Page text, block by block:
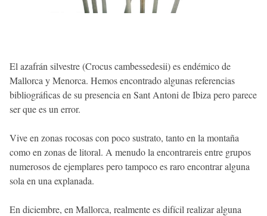
El azafrán silvestre (Crocus cambessedesii) es endémico de
Mallorca y Menorca. Hemos encontrado algunas referencias
bibliográficas de su presencia en Sant Antoni de Ibiza pero parece
ser que es un error.
Vive en zonas rocosas con poco sustrato, tanto en la montaña
como en zonas de litoral. A menudo la encontrareis entre grupos
numerosos de ejemplares pero tampoco es raro encontrar alguna
sola en una explanada.
En diciembre, en Mallorca, realmente es difícil realizar alguna